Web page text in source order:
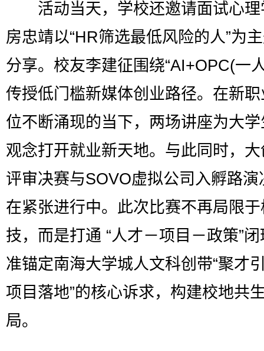
活动当天，学校还邀请面试心理
房忠靖以“HR筛选最低风险的人”为
分享。校友李建征围绕“AI+OPC(一
传授低门槛新媒体创业路径。在新
位不断涌现的当下，两场讲座为大
观念打开就业新天地。与此同时，
评审决赛与SOVO虚拟公司入孵路演
在紧张进行中。此次比赛不再局限
技，而是打通 “人才－项目－政策”
准锚定南海大学城人文科创带“聚才
项目落地”的核心诉求，构建校地共
局。